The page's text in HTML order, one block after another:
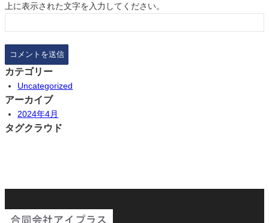
上に表示された文字を入力してください。
カテゴリー
Uncategorized
アーカイブ
2024年4月
タグクラウド